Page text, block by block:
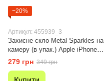
−20%
Артикул: 455939_3
Захисне скло Metal Sparkles на
камеру (в упак.) Apple iPhone
11 Pro Max Фіолетовий / Purple
279 грн 349 грн